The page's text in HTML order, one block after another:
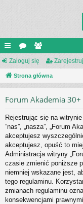
ię
ce
or
a
ży
tk
ni
cy
Zaloguj się
Strona główna
Forum Akademia 30+
Rejestrując się na witrynie
”nas”, „nasza”, „Forum
akceptujesz
akceptujesz, opuść to
Administracja witryny
czasie zmienić poniższe
niemniej wskazane jest,
tego regulaminu.
zmianach regulaminu
konsekwencjami prawnymi.